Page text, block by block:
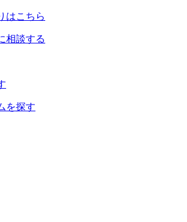
はこちら
相談する
を探す